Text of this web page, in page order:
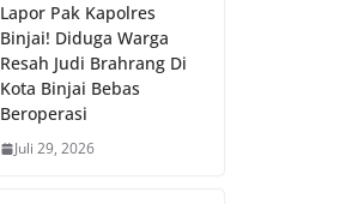
Lapor Pak Kapolres
Binjai! Diduga Warga
Resah Judi Brahrang Di
Kota Binjai Bebas
Beroperasi
Juli 29, 2026